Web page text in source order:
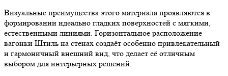
Визуальные преимущества этого материала проявляются в
формировании идеально гладких поверхностей с мягкими,
естественными линиями. Горизонтальное расположение
вагонки Штиль на стенах создаёт особенно привлекательный
и гармоничный внешний вид, что делает её отличным
выбором для интерьерных решений.